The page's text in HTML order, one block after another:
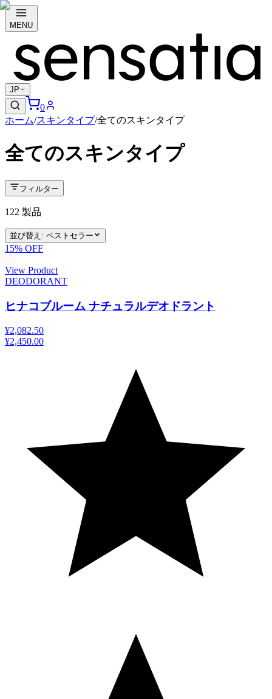
MENU
JP
0
ホーム/スキンタイプ/全てのスキンタイプ
全てのスキンタイプ
フィルター
122 製品
並び替え : ベストセラー
15% OFF
View Product
DEODORANT
ヒナコブルーム ナチュラルデオドラント
¥2,082.50
¥2,450.00